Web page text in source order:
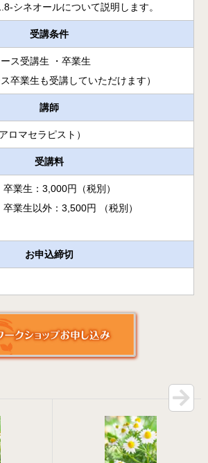
シネオールについて説明します。
受講条件
ス受講生 ・卒業生
卒業生も受講していただけます）
講師
ロマセラピスト）
受講料
業生：3,000円（税別）
業生以外：3,500円 （税別）
お申込締切
ロマとタッチを用いるケアラー養成コ
クソロジーコースご案内
ッサージコース
アコース（オンライン）
アロマ通信教育
は
の導入例